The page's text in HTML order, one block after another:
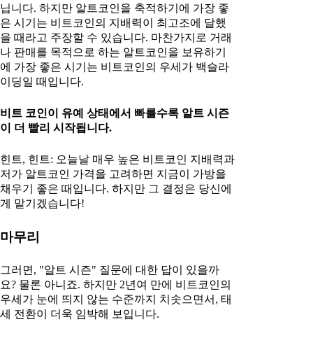
닙니다. 하지만 알트코인을 축적하기에 가장 좋
은 시기는 비트코인의 지배력이 최고조에 달했
을 때라고 주장할 수 있습니다. 마찬가지로 거래
나 판매를 목적으로 하는 알트코인을 보유하기
에 가장 좋은 시기는 비트코인의 우세가 백슬라
이딩일 때입니다.
비트 코인이 유예 상태에서 빠를수록 알트 시즌
이 더 빨리 시작됩니다.
힌트, 힌트: 오늘날 매우 높은 비트코인 지배력과
저가 알트코인 가격을 고려하면 지금이 가방을
채우기 좋은 때입니다. 하지만 그 결정은 당신에
게 맡기겠습니다!
마무리
그러면, "알트 시즌" 질문에 대한 답이 있을까
요? 물론 아니죠. 하지만 2년여 만에 비트코인의
우세가 눈에 띄지 않는 수준까지 치솟으면서, 태
세 전환이 더욱 임박해 보입니다.